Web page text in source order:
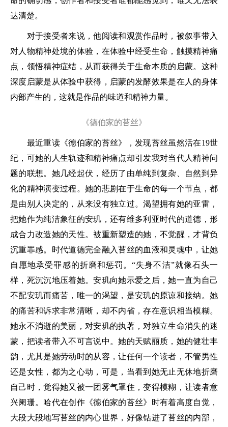
达清楚。
对于接受者来说，他阅读和观赏作品时，被叙事带入
对人物精神处境的体验，在体验中经受生命，触摸精神痛
点，领悟精神症结，从而获得关于生命本质的启蒙。这种
深度启蒙是从体验中获得，启蒙的发酵效果是在人的身体
内部产生的，这就是作品的味道和精神力量。
《德伯家的苔丝》
最近重读《德伯家的苔丝》，发现苔丝虽然活在19世
纪，可她的人生轨迹和精神痛点却引发我对当代人精神问
题的联想。她几经起伏，经历了由单纯到复杂、自然到异
化的精神演变过程。她的悲剧在于生命的每一个节点，都
是由别人决定的，从来没有独立过。渴望拥有她的亚雷，
把她作为纯洁象征的安玑，还有维多利亚时代的道德，形
成合力改造她的天性。被重新塑造的她，不觉醒，才背负
沉重罪感。时代道德完全融入苔丝的血液和灵魂中，让她
自愿地承受罪感的折磨和惩罚。“失身不洁”就像石头一
样，死沉沉地压着她。安玑向她示爱之后，她一直为自己
不配安玑而痛苦，唯一的渴望，是安玑的原谅和接纳。她
的痛苦和诉求非常清晰，却不内省，存在意识相当模糊。
她永不消逝的美丽，对安玑的执著，对独立生命消失的迷
蒙，把读者带入不可言说中。她的天赋丽质，她的健壮丰
韵，尤其是她劳动时的从容，让任何一个读者，不管男性
还是女性，都为之心动，可是，当看到她无止无休地折磨
自己时，觉得她又被一团雾气罩住，变得模糊，让读者意
兴阑珊。哈代在创作《德伯家的苔丝》时有着高度自觉，
大段大段地写苔丝的内心世界，好像钻进了苔丝的内部，